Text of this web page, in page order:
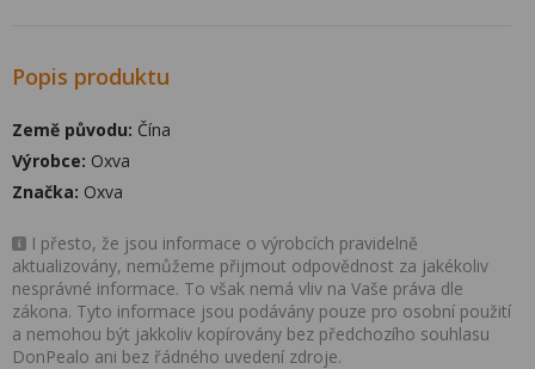
Popis produktu
Země původu: Čína
Výrobce: Oxva
Značka: Oxva
I přesto, že jsou informace o výrobcích pravidelně
aktualizovány, nemůžeme přijmout odpovědnost za jakékoliv
nesprávné informace. To však nemá vliv na Vaše práva dle
zákona. Tyto informace jsou podávány pouze pro osobní použití
a nemohou být jakkoliv kopírovány bez předchozího souhlasu
DonPealo ani bez řádného uvedení zdroje.